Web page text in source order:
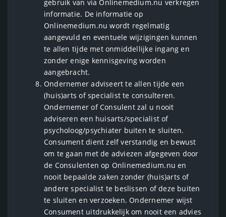
gebruik van via Onlinemedium.nu verkregen
informatie. De informatie op
Onlinemedium.nu wordt regelmatig
aangevuld en eventuele wijzigingen kunnen
te allen tijde met onmiddellijke ingang en
zonder enige kennisgeving worden
aangebracht.
Ondernemer adviseert te allen tijde een
(huis)arts of specialist te consulteren.
Ondernemer of Consulent zal u nooit
adviseren een huisarts/specialist of
psycholoog/psychiater buiten te sluiten.
Consument dient zelf verstandig en bewust
om te gaan met de adviezen afgegeven door
de Consulenten op Onlinemedium.nu en
nooit bepaalde zaken zonder (huis)arts of
andere specialist te beslissen of deze buiten
te sluiten en verzoeken. Ondernemer wijst
Consument uitdrukkelijk om nooit een advies